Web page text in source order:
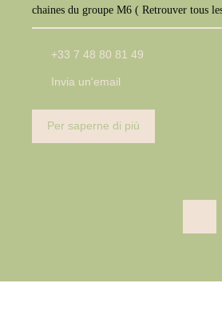
chaines du groupe M6 ( Retrouver tous
M6+, W9, Paris Première, téva)
+33 7 48 80 81 49
Invia un'email
Per saperne di più